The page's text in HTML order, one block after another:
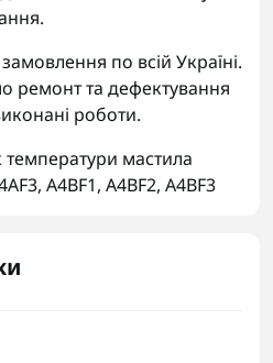
по всій Україні.
ремонт та дефектування
роботи.
температури мастила
, A4BF1, A4BF2, A4BF3